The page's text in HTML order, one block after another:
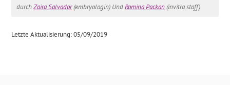
durchZaira Salvador(embryologin) UndRomina Packan(invitra staff).
Letzte Aktualisierung: 05/09/2019